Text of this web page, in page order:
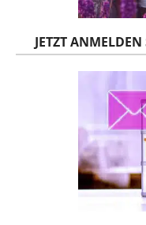
JETZT